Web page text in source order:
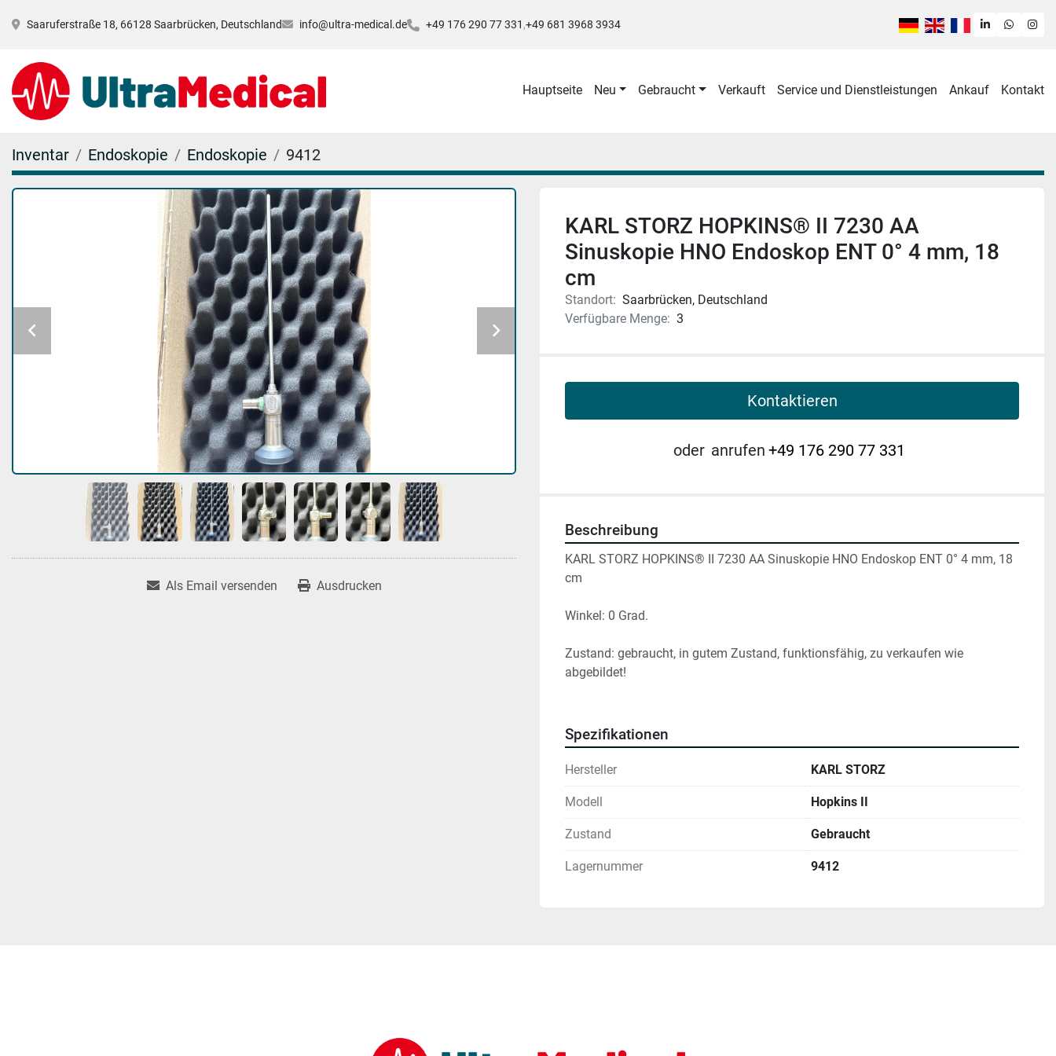
Saaruferstraße 18, 66128 Saarbrücken, Deutschland info@ultra-medical.de +49 176 290 77 331 +49 681 3968 3934 linkedin
Hauptseite Neu Gebraucht Verkauft Service und Dienstleistungen Ankauf Kontakt
Inventar Endoskopie Endoskopie 9412
Als Email versenden Ausdrucken
KARL STORZ HOPKINS® II 7230 AA
Sinuskopie HNO Endoskop ENT 0° 4 mm, 18
cm
Standort: Saarbrücken, Deutschland
Verfügbare Menge: 3
Kontaktieren
oder anrufen +49 176 290 77 331
Beschreibung
KARL STORZ HOPKINS® II 7230 AA Sinuskopie HNO Endoskop ENT 0° 4 mm, 18
cm
Winkel: 0 Grad.
Zustand: gebraucht, in gutem Zustand, funktionsfähig, zu verkaufen wie
abgebildet!
Spezifikationen
Hersteller KARL STORZ
Modell Hopkins II
Zustand Gebraucht
Lagernummer 9412